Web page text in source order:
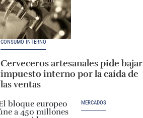
CONSUMO INTERNO
Cerveceros artesanales pide bajar
impuesto interno por la caída de
las ventas
MERCADOS